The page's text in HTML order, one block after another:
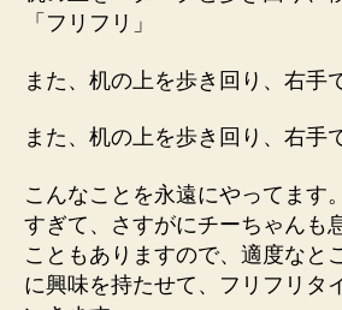
「フリフリ」
また、机の上を歩き回り、右手
また、机の上を歩き回り、右手
こんなことを永遠にやってます
すぎて、さすがにチーちゃんも
こともありますので、適度なと
に興味を持たせて、フリフリタ